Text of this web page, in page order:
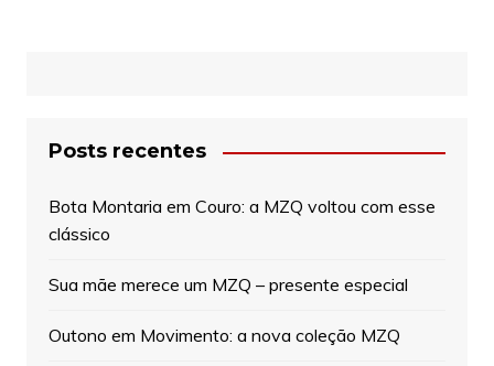
Posts recentes
Bota Montaria em Couro: a MZQ voltou com esse
clássico
Sua mãe merece um MZQ – presente especial
Outono em Movimento: a nova coleção MZQ